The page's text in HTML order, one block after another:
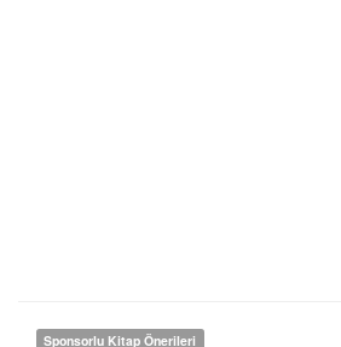
Sponsorlu Kitap Önerileri